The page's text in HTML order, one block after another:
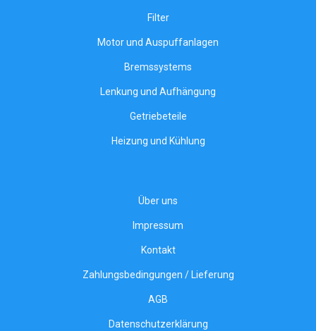
Filter
Motor und Auspuffanlagen
Bremssystems
Lenkung und Aufhängung
Getriebeteile
Heizung und Kühlung
Über uns
Impressum
Kontakt
Zahlungsbedingungen / Lieferung
AGB
Datenschutzerklärung